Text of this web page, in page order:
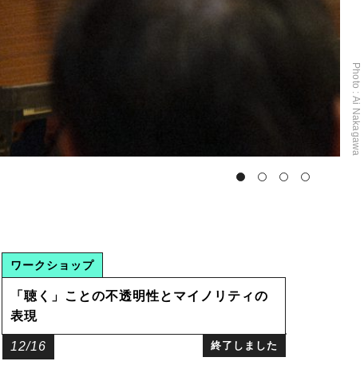
©Kate Dalton
12/16 終了しました
ワークショップ
「聴く」ことの不透明性とマイノリティの
表現